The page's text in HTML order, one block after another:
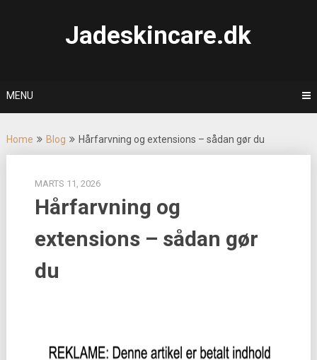
Jadeskincare.dk
MENU
Home Blog Hårfarvning og extensions – sådan gør du
MARTS 11, 2026
Hårfarvning og
extensions – sådan gør
du